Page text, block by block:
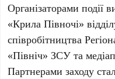
Організаторами події
«Крила Півночі»
співробітництва
«Північ» ЗСУ та
Партнерами заходу